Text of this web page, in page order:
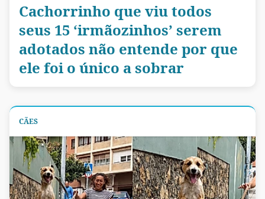
Cachorrinho que viu todos
seus 15 ‘irmãozinhos’ serem
adotados não entende por que
ele foi o único a sobrar
CÃES